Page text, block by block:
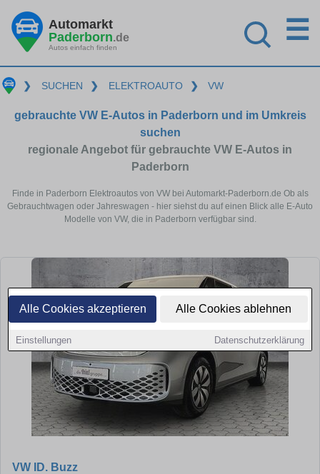
Alle Cookies akzeptieren Alle Cookies ablehnen
Einstellungen Datenschutzerklärung
Automarkt
Paderborn.de
Autos einfach finden
☰
❯ SUCHEN ❯ ELEKTROAUTO ❯ VW
gebrauchte VW E-Autos in Paderborn und im Umkreis
suchen
regionale Angebot für gebrauchte VW E-Autos in
Paderborn
Finde in Paderborn Elektroautos von VW bei Automarkt-Paderborn.de Ob als
Gebrauchtwagen oder Jahreswagen - hier siehst du auf einen Blick alle E-Auto
Modelle von VW, die in Paderborn verfügbar sind.
VW ID. Buzz